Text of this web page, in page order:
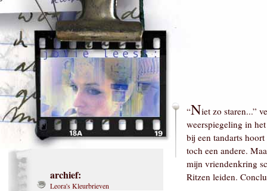
archief:
Leora's Kleurbrieven
“Niet zo staren...”
weerspiegeling in
bij een tandarts
toch een andere.
mijn vriendenkring
Ritzen leiden.